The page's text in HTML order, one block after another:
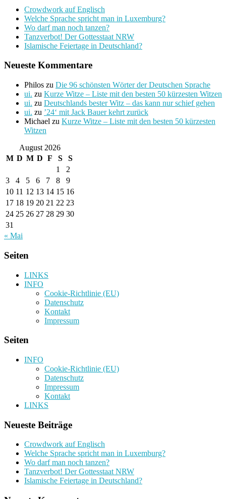
Crowdwork auf Englisch
Welche Sprache spricht man in Luxemburg?
Wo darf man noch tanzen?
Tanzverbot! Der Gottesstaat NRW
Islamische Feiertage in Deutschland?
Neueste Kommentare
Philos zu Die 96 schönsten Wörter der Deutschen Sprache
ui. zu Kurze Witze – Liste mit den besten 50 kürzesten Witzen
ui. zu Deutschlands bester Witz – das kann nur schief gehen
ui. zu ’24‘ mit Jack Bauer kehrt zurück
Michael zu Kurze Witze – Liste mit den besten 50 kürzesten
Witzen
August 2026
M D M D F S
S
1
2
3
4 5 6 7 8
9
10 11 12 13 14 15 16
17 18 19 20 21 22 23
24 25 26 27 28 29 30
31
« Mai
Seiten
LINKS
INFO
Cookie-Richtlinie (EU)
Datenschutz
Kontakt
Impressum
Seiten
INFO
Cookie-Richtlinie (EU)
Datenschutz
Impressum
Kontakt
LINKS
Neueste Beiträge
Crowdwork auf Englisch
Welche Sprache spricht man in Luxemburg?
Wo darf man noch tanzen?
Tanzverbot! Der Gottesstaat NRW
Islamische Feiertage in Deutschland?